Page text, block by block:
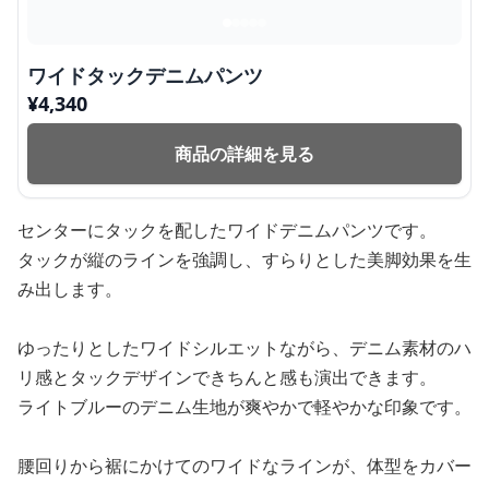
ワイドタックデニムパンツ
¥4,340
商品の詳細を見る
センターにタックを配したワイドデニムパンツです。
タックが縦のラインを強調し、すらりとした美脚効果を生
み出します。
ゆったりとしたワイドシルエットながら、デニム素材のハ
リ感とタックデザインできちんと感も演出できます。
ライトブルーのデニム生地が爽やかで軽やかな印象です。
腰回りから裾にかけてのワイドなラインが、体型をカバー